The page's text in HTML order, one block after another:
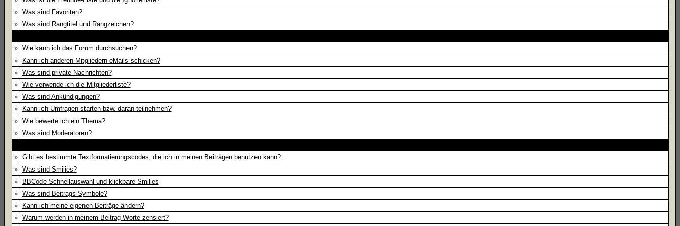
»
Was sind Favoriten?
»
Was sind Rangtitel und Rangzeichen?
»
Wie kann ich das Forum durchsuchen?
»
Kann ich anderen Mitgliedern eMails schicken?
»
Was sind private Nachrichten?
»
Wie verwende ich die Mitgliederliste?
»
Was sind Ankündigungen?
»
Kann ich Umfragen starten bzw. daran teilnehmen?
»
Wie bewerte ich ein Thema?
»
Was sind Moderatoren?
»
Gibt es bestimmte Textformatierungscodes, die ich in meinen Beiträgen benutzen kann?
»
Was sind Smilies?
»
BBCode Schnellauswahl und klickbare Smilies
»
Was sind Beitrags-Symbole?
»
Kann ich meine eigenen Beiträge ändern?
»
Warum werden in meinem Beitrag Worte zensiert?